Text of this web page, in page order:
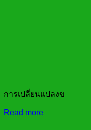
การเปลี่ยนแปลงข
Read more